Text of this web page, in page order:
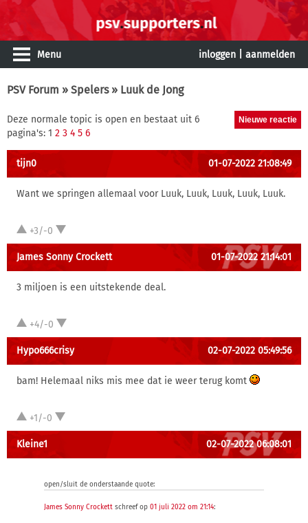
Menu inloggen aanmelden
PSV Forum » Spelers» Luuk de Jong
Deze normale topic is open en bestaat uit 6
pagina's: 1 2 3 4 5 6
tijn0 01-07-2022 21:08:49
Want we springen allemaal voor Luuk, Luuk, Luuk, Luuk, Luuk.
+3/-0
James Sonny Crockett 01-07-2022 21:14:01
3 miljoen is een uitstekende deal.
+4/-0
Hypo666crisy 02-07-2022 05:49:56
bam! Helemaal niks mis mee dat ie weer terug komt
+1/-0
Kleine1 02-07-2022 06:08:01
open/sluit de onderstaande quote:
James Sonny Crockett schreef op 01 juli 2022 om 21:14: